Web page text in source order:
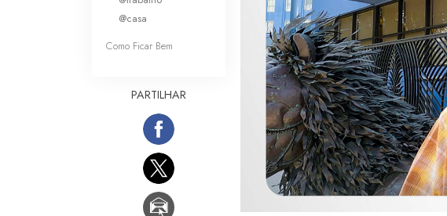
O que é a Grandeza?
@casa
Como Ficar Bem
PARTILHAR